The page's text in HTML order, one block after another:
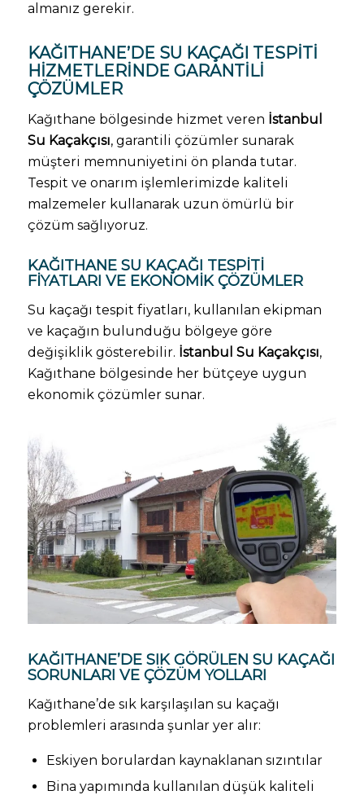
almanız gerekir.
KAĞITHANE’DE SU KAÇAĞI TESPITI
HIZMETLERINDE GARANTILI
ÇÖZÜMLER
Kağıthane bölgesinde hizmet veren İstanbul
Su Kaçakçısı, garantili çözümler sunarak
müşteri memnuniyetini ön planda tutar.
Tespit ve onarım işlemlerimizde kaliteli
malzemeler kullanarak uzun ömürlü bir
çözüm sağlıyoruz.
KAĞITHANE SU KAÇAĞI TESPITI
FIYATLARI VE EKONOMIK ÇÖZÜMLER
Su kaçağı tespit fiyatları, kullanılan ekipman
ve kaçağın bulunduğu bölgeye göre
değişiklik gösterebilir. İstanbul Su Kaçakçısı,
Kağıthane bölgesinde her bütçeye uygun
ekonomik çözümler sunar.
KAĞITHANE’DE SIK GÖRÜLEN SU KAÇAĞI
SORUNLARI VE ÇÖZÜM YOLLARI
Kağıthane’de sık karşılaşılan su kaçağı
problemleri arasında şunlar yer alır:
Eskiyen borulardan kaynaklanan sızıntılar
Bina yapımında kullanılan düşük kaliteli